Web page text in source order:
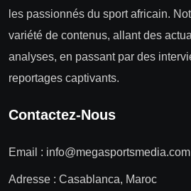
les passionnés du sport africain.
variété de contenus, allant des
analyses, en passant par des
reportages captivants.
Contactez-Nous
Email : info@megasportsmedia.com
Adresse : Casablanca, Maroc